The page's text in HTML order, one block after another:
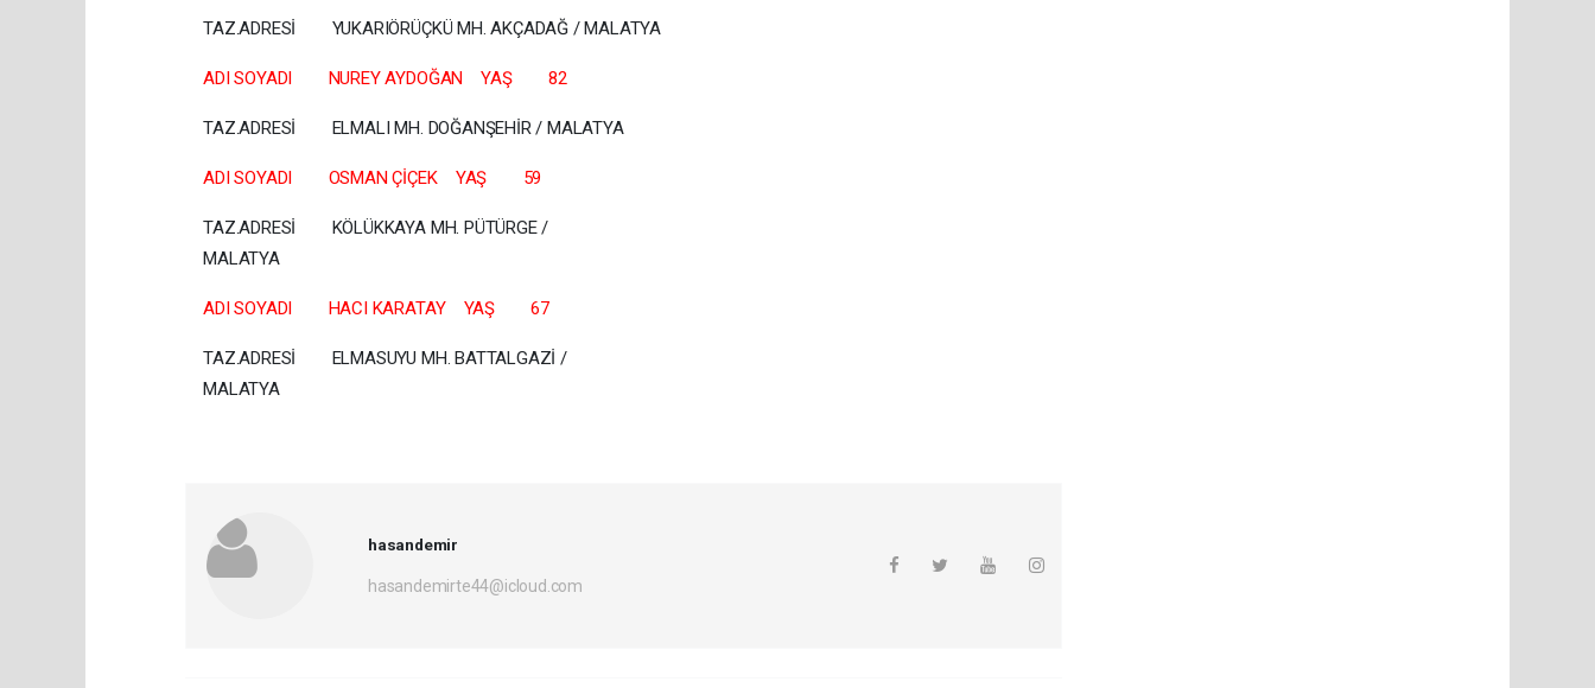
TAZ.ADRESİ YUKARIÖRÜÇKÜ MH. AKÇADAĞ / MALATYA
ADI SOYADI NUREY AYDOĞAN YAŞ 82
TAZ.ADRESİ ELMALI MH. DOĞANŞEHİR / MALATYA
ADI SOYADI OSMAN ÇİÇEK YAŞ 59
TAZ.ADRESİ KÖLÜKKAYA MH. PÜTÜRGE /
MALATYA
ADI SOYADI HACI KARATAY YAŞ 67
TAZ.ADRESİ ELMASUYU MH. BATTALGAZİ /
MALATYA
hasandemir
hasandemirte44@icloud.com